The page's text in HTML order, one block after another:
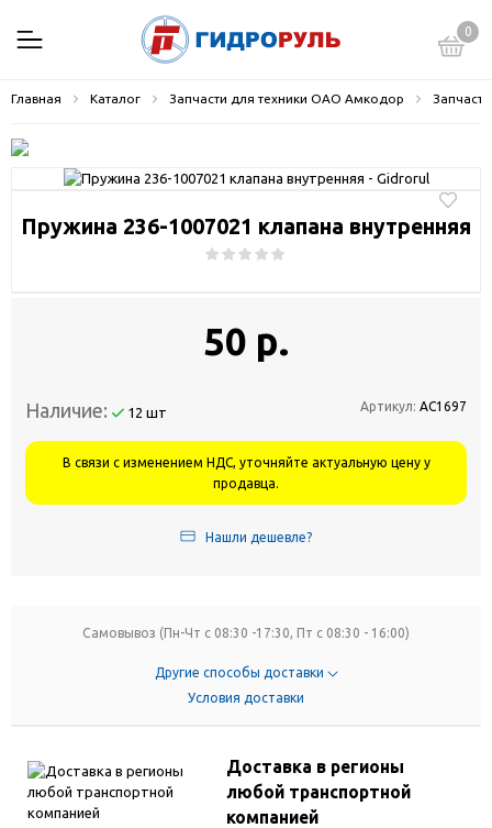
0
Главная Каталог Запчасти для техники ОАО Амкодор
Пружина 236-1007021 клапана внутренняя
50 р.
Наличие: 12 шт Артикул: АС1697
В связи с изменением НДС, уточняйте актуальную цену у
продавца.
Нашли дешевле?
Самовывоз (Пн-Чт с 08:30 -17:30, Пт с 08:30 - 16:00)
Другие способы доставки
Условия доставки
Доставка в регионы
любой транспортной
компанией